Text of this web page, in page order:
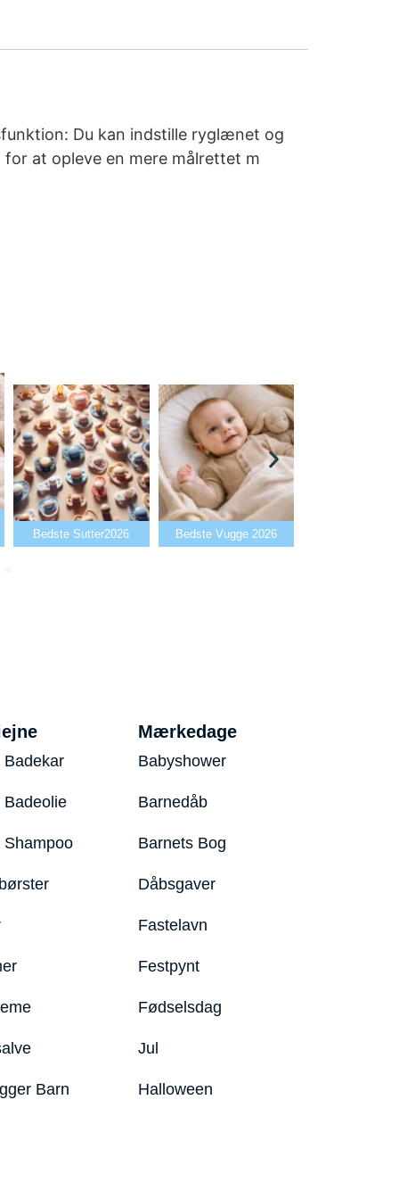
Du kan indstille ryglænet og
at opleve en mere målrettet m
Bedste Sutter2026 Bedste Vugge 2026
Badekar
Badeolie
Shampoo
Barn
Mærkedage
Babyshower
Barnedåb
Barnets Bog
Dåbsgaver
Fastelavn
Festpynt
Fødselsdag
Jul
Halloween